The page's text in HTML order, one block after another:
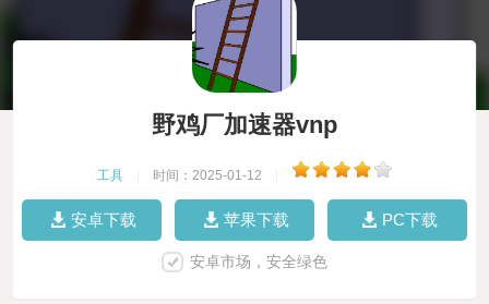
野鸡厂加速器vnp
工具 时间：2025-01-12
安卓下载 苹果下载 PC下载
安卓市场，安全绿色